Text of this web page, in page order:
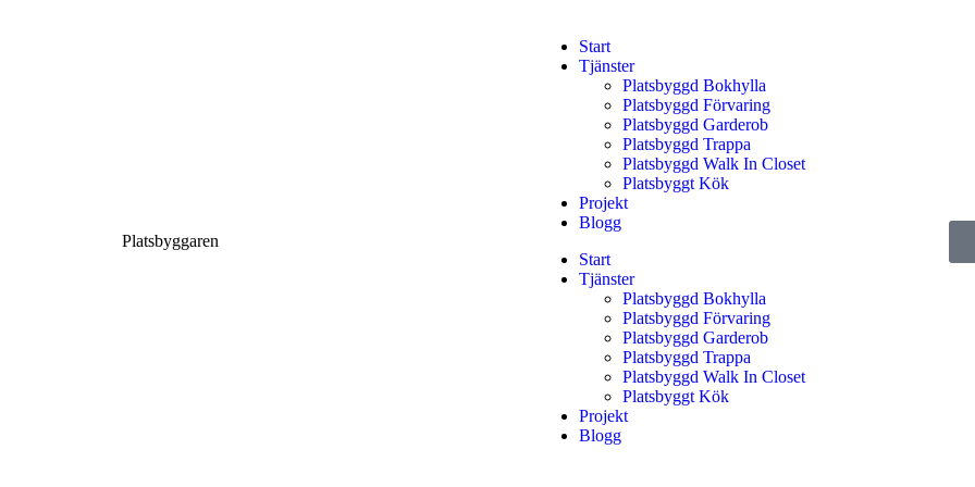
Platsbyggaren
Start
Tjänster
Platsbyggd Bokhylla
Platsbyggd Förvaring
Platsbyggd Garderob
Platsbyggd Trappa
Platsbyggd Walk In Closet
Platsbyggt Kök
Projekt
Blogg
Start
Tjänster
Platsbyggd Bokhylla
Platsbyggd Förvaring
Platsbyggd Garderob
Platsbyggd Trappa
Platsbyggd Walk In Closet
Platsbyggt Kök
Projekt
Blogg